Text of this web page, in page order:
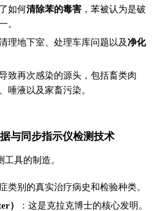
如何清除苯的毒害 ，苯被认为是破
。
理地下室、处理车库问题以及净化
致再次感染的源头，包括畜类肉
唾液以及家畜污染。
与同步指示仪检测技术
具的制造。
类别的真实治疗病史和检验种类。
）
：这是克拉克博士的核心发明。